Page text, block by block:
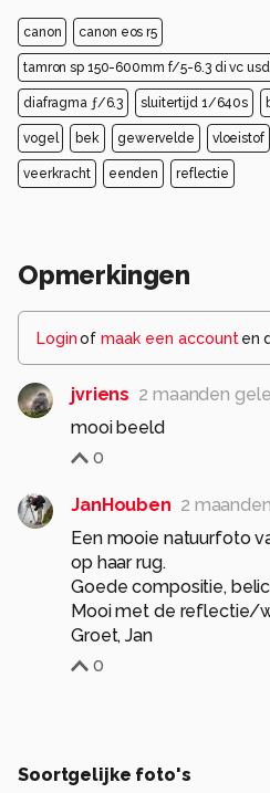
canon canon eos r5
tamron sp 150-600mm f/5-6.3 di vc
diafragma ƒ/6.3 sluitertijd 1/640s
vogel bek gewervelde vloeistof
veerkracht eenden reflectie
Opmerkingen
Loginof maak een account en
jvriens 2 maanden
mooi beeld
0
JanHouben 2
Een mooie natuurfoto
op haar rug.
Goede compositie,
Mooi met de reflectie/
Groet, Jan
0
Soortgelijke foto's